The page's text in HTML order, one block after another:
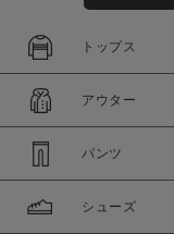
セール価格
在庫
在庫あり
トップス
アウター
パンツ
シューズ